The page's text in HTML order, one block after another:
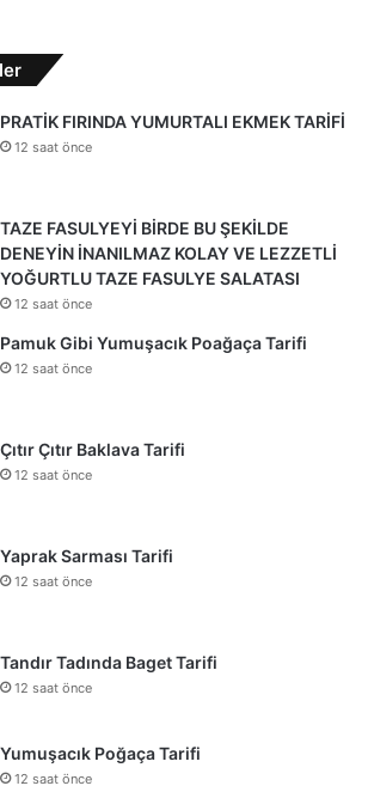
PRATİK FIRINDA YUMURTALI EKMEK TARİFİ
12 saat önce
TAZE FASULYEYİ BİRDE BU ŞEKİLDE
DENEYİN İNANILMAZ KOLAY VE LEZZETLİ
YOĞURTLU TAZE FASULYE SALATASI
12 saat önce
Pamuk Gibi Yumuşacık Poağaça Tarifi
12 saat önce
Çıtır Çıtır Baklava Tarifi
12 saat önce
Yaprak Sarması Tarifi
12 saat önce
Tandır Tadında Baget Tarifi
12 saat önce
Yumuşacık Poğaça Tarifi
12 saat önce